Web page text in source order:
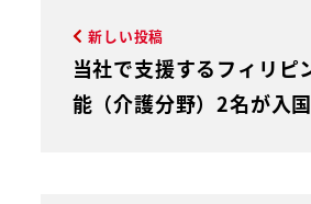
新しい投稿
当社で支援するフィリピ
能（介護分野）2名が入